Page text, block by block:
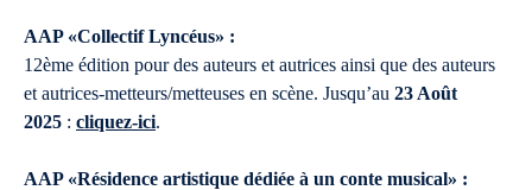
AAP «Collectif Lyncéus» :
12ème édition pour des auteurs et autrices ainsi que des auteurs
et autrices-metteurs/metteuses en scène. Jusqu’au 23 Août
2025 : cliquez-ici.
AAP «Résidence artistique dédiée à un conte musical» :